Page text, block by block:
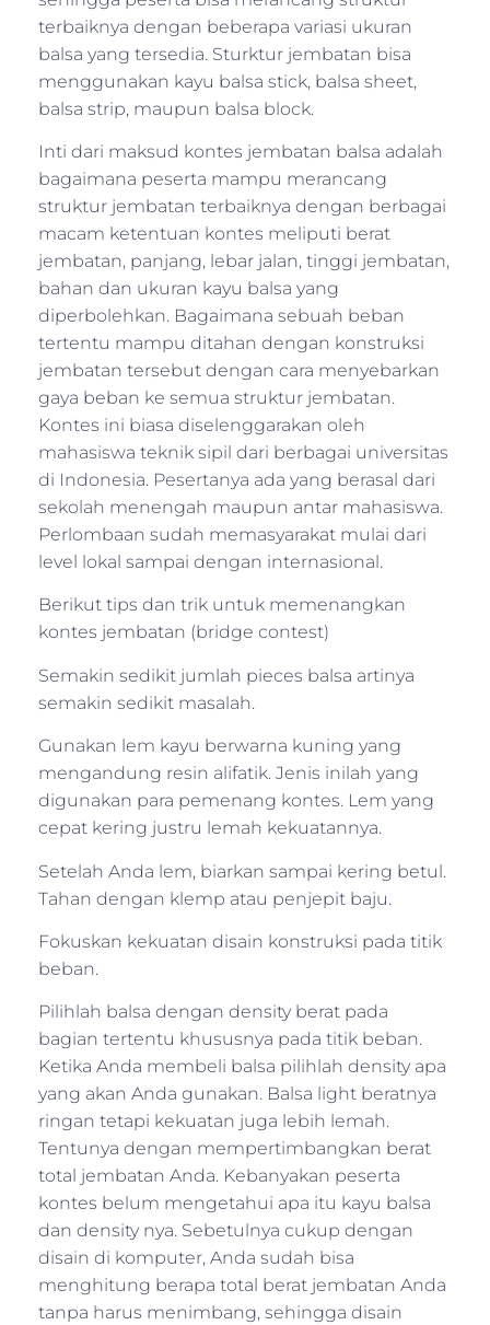
terbaiknya dengan beberapa variasi ukuran
balsa yang tersedia. Sturktur jembatan bisa
menggunakan kayu balsa stick, balsa sheet,
balsa strip, maupun balsa block.
Inti dari maksud kontes jembatan balsa adalah
bagaimana peserta mampu merancang
struktur jembatan terbaiknya dengan berbagai
macam ketentuan kontes meliputi berat
jembatan, panjang, lebar jalan, tinggi jembatan,
bahan dan ukuran kayu balsa yang
diperbolehkan. Bagaimana sebuah beban
tertentu mampu ditahan dengan konstruksi
jembatan tersebut dengan cara menyebarkan
gaya beban ke semua struktur jembatan.
Kontes ini biasa diselenggarakan oleh
mahasiswa teknik sipil dari berbagai universitas
di Indonesia. Pesertanya ada yang berasal dari
sekolah menengah maupun antar mahasiswa.
Perlombaan sudah memasyarakat mulai dari
level lokal sampai dengan internasional.
Berikut tips dan trik untuk memenangkan
kontes jembatan (bridge contest)
Semakin sedikit jumlah pieces balsa artinya
semakin sedikit masalah.
Gunakan lem kayu berwarna kuning yang
mengandung resin alifatik. Jenis inilah yang
digunakan para pemenang kontes. Lem yang
cepat kering justru lemah kekuatannya.
Setelah Anda lem, biarkan sampai kering betul.
Tahan dengan klemp atau penjepit baju.
Fokuskan kekuatan disain konstruksi pada titik
beban.
Pilihlah balsa dengan density berat pada
bagian tertentu khususnya pada titik beban.
Ketika Anda membeli balsa pilihlah density apa
yang akan Anda gunakan. Balsa light beratnya
ringan tetapi kekuatan juga lebih lemah.
Tentunya dengan mempertimbangkan berat
total jembatan Anda. Kebanyakan peserta
kontes belum mengetahui apa itu kayu balsa
dan density nya. Sebetulnya cukup dengan
disain di komputer, Anda sudah bisa
menghitung berapa total berat jembatan Anda
tanpa harus menimbang, sehingga disain